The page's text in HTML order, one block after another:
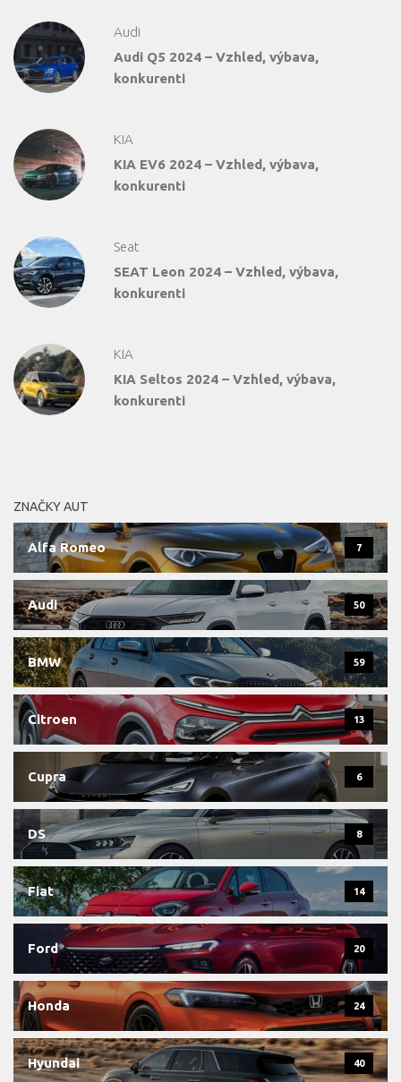
Audi
Audi Q5 2024 – Vzhled, výbava,
konkurenti
KIA
KIA EV6 2024 – Vzhled, výbava,
konkurenti
Seat
SEAT Leon 2024 – Vzhled, výbava,
konkurenti
KIA
KIA Seltos 2024 – Vzhled, výbava,
konkurenti
ZNAČKY AUT
Alfa Romeo 7
Audi 50
BMW 59
Citroen 13
Cupra 6
DS 8
Fiat 14
Ford 20
Honda 24
Hyundai 40